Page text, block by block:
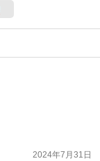
2024年7月31日